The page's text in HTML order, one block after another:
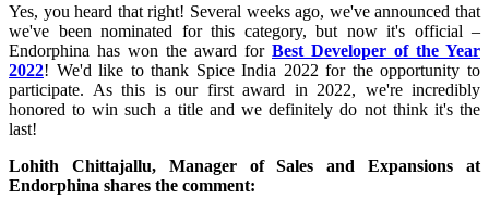
Yes, you heard that right! Several weeks ago, we've announced that
we've been nominated for this category, but now it's official –
Endorphina has won the award for Best Developer of the Year
2022! We'd like to thank Spice India 2022 for the opportunity to
participate. As this is our first award in 2022, we're incredibly
honored to win such a title and we definitely do not think it's the
last!
Lohith Chittajallu, Manager of Sales and Expansions at
Endorphina shares the comment: